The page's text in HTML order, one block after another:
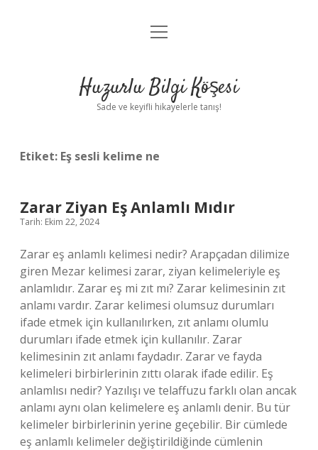
Anasayfa
Yasal Uyarı
menüyü
Huzurlu Bilgi Köşesi
Sade ve keyifli hikayelerle tanış!
Etiket: Eş sesli kelime ne
Zarar Ziyan Eş Anlamlı Mıdır
Tarih: Ekim 22, 2024
Zarar eş anlamlı kelimesi nedir? Arapçadan dilimize
giren Mezar kelimesi zarar, ziyan kelimeleriyle eş
anlamlıdır. Zarar eş mi zıt mı? Zarar kelimesinin zıt
anlamı vardır. Zarar kelimesi olumsuz durumları
ifade etmek için kullanılırken, zıt anlamı olumlu
durumları ifade etmek için kullanılır. Zarar
kelimesinin zıt anlamı faydadır. Zarar ve fayda
kelimeleri birbirlerinin zıttı olarak ifade edilir. Eş
anlamlısı nedir? Yazılışı ve telaffuzu farklı olan ancak
anlamı aynı olan kelimelere eş anlamlı denir. Bu tür
kelimeler birbirlerinin yerine geçebilir. Bir cümlede
eş anlamlı kelimeler değiştirildiğinde cümlenin